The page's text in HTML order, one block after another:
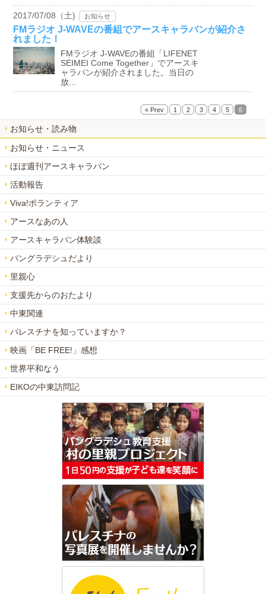
2017/07/08（土) お知らせ
FMラジオ J-WAVEの番組でアースキャラバンが紹介さ
れました！
FMラジオ J-WAVEの番組「LIFENET
SEIMEI Come Together」でアースキ
ャラバンが紹介されました。当日の
放...
« Prev 1 2 3 4 5 6
お知らせ・読み物
お知らせ・ニュース
ほぼ週刊アースキャラバン
活動報告
Viva!ボランティア
アースなあの人
アースキャラバン体験談
バングラデシュだより
里親心
支援先からのおたより
中東関連
パレスチナを知っていますか？
映画「BE FREE!」感想
世界平和なう
EIKOの中東訪問記